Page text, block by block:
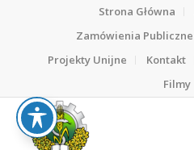
Strona Główna
Zamówienia Publiczne
Projekty Unijne
Kontakt
Filmy